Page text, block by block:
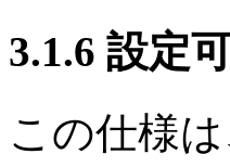
3.1.6 設定
この仕様